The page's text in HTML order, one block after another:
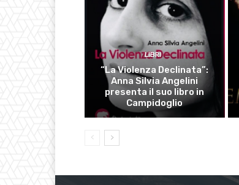
LIBRI
“La Violenza Declinata”:
Anna Silvia Angelini
presenta il suo libro in
Campidoglio